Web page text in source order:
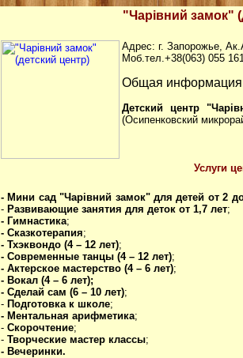
"Чарівний замок" (
Адрес: г. Запорожье,
Моб.тел.+38(063) 055
Общая
Детский центр
(Осипенковский
Услуги
- Мини сад "Чарівний замок" для детей от 2
- Развивающие занятия для деток от 1,7 лет;
- Гимнастика;
- Сказкотерапия;
- Тхэквондо (4 – 12 лет);
- Современные танцы (4 – 12 лет);
- Актерское мастерство (4 – 6 лет);
- Вокал (4 – 6 лет);
- Сделай сам (6 – 10 лет);
- Подготовка к школе;
- Ментальная арифметика;
- Скорочтение;
- Творческие мастер классы;
- Вечеринки.